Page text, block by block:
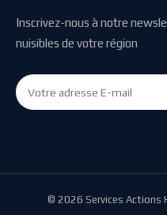
Inscrivez-nous à notre
nuisibles de votre région
© 2026 Services Actions